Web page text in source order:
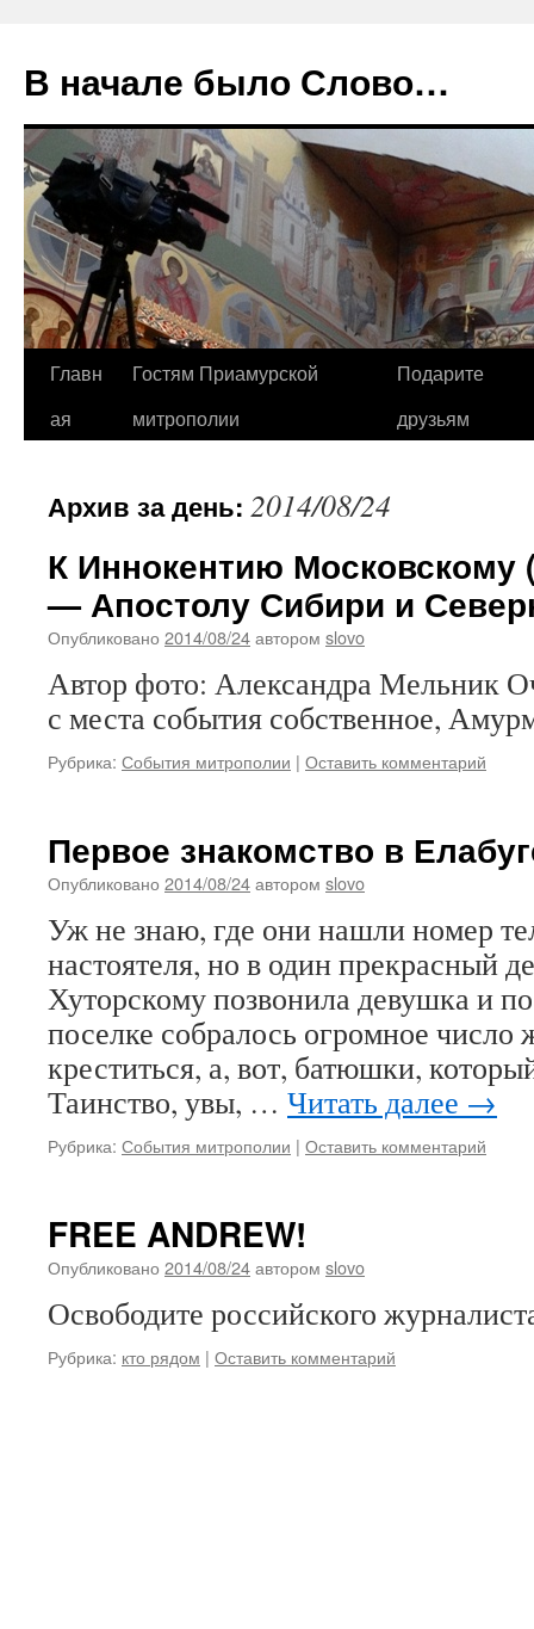
В начале было Слово…
Перейти
Главн
ая
Гостям Приамурской
митрополии
Подарите
друзьям
Архив за день: 2014/08/24
К Иннокентию Московскому
— Апостолу Сибири и
Опубликовано 2014/08/24автором slovo
Автор фото: Александра Мельник
с места события собственное,
Рубрика: События митрополии | Оставить комментарий
Первое знакомство в
Опубликовано 2014/08/24автором slovo
Уж не знаю, где они нашли номер
настоятеля, но в один прекрасный
Хуторскому позвонила девушка и
поселке собралось огромное
креститься, а, вот, батюшки,
Таинство, увы, … Читать далее →
Рубрика: События митрополии | Оставить комментарий
FREE ANDREW!
Опубликовано 2014/08/24автором slovo
Освободите российского
Рубрика: кто рядом | Оставить комментарий